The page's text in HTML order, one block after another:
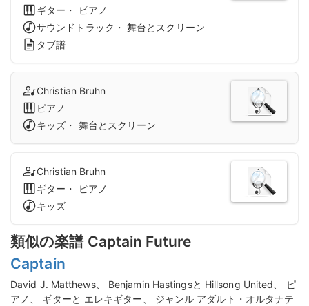
ギター・ ピアノ
サウンドトラック・ 舞台とスクリーン
タブ譜
Christian Bruhn
ピアノ
キッズ・ 舞台とスクリーン
Christian Bruhn
ギター・ ピアノ
キッズ
類似の楽譜 Captain Future
Captain
David J. Matthews、 Benjamin Hastingsと Hillsong United、 ピ
アノ、 ギターと エレキギター、 ジャンル アダルト・オルタナテ